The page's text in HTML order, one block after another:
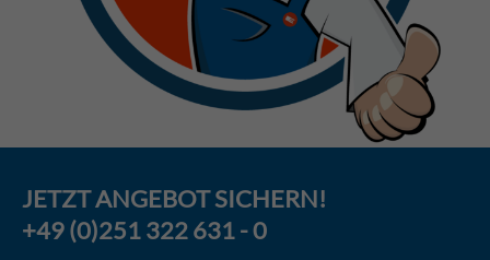
JETZTANGEBOTSICHERN!
+49 (0)251 322 631 - 0